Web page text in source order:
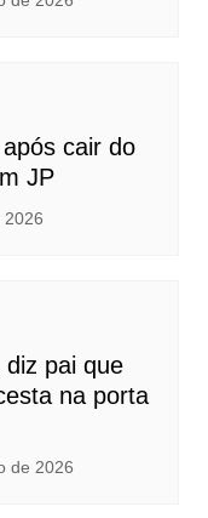
cair do
JP
2026
diz pai que
na porta
de 2026